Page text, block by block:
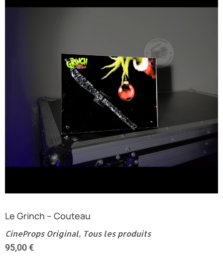
Le Grinch – Couteau
CineProps Original, Tous les produits
95,00€